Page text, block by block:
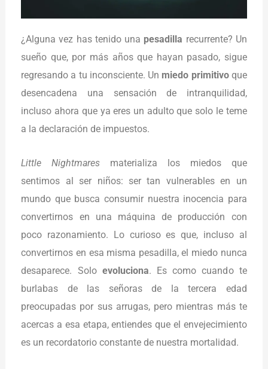
¿Alguna vez has tenido una pesadilla recurrente? Un
sueño que, por más años que hayan pasado, sigue
regresando a tu inconsciente. Un miedo primitivoque
desencadena una sensación de intranquilidad,
incluso ahora que ya eres un adulto que solo le teme
a la declaración de impuestos.
Little Nightmares materializa los miedos que
sentimos al ser niños: ser tan vulnerables en un
mundo que busca consumir nuestra inocencia para
convertirnos en una máquina de producción con
poco razonamiento. Lo curioso es que, incluso al
convertirnos en esa misma pesadilla, el miedo nunca
desaparece. Solo evoluciona. Es como cuando te
burlabas de las señoras de la tercera edad
preocupadas por sus arrugas, pero mientras más te
acercas a esa etapa, entiendes que el envejecimiento
es un recordatorio constante de nuestra mortalidad.